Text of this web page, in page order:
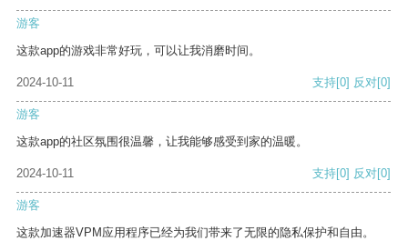
游客
这款app的游戏非常好玩，可以让我消磨时间。
2024-10-11 支持[0] 反对[0]
游客
这款app的社区氛围很温馨，让我能够感受到家的温暖。
2024-10-11 支持[0] 反对[0]
游客
这款加速器VPM应用程序已经为我们带来了无限的隐私保护和自由。